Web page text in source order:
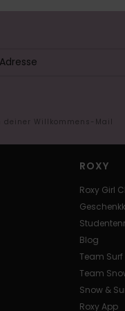
Willkommens-Mail
ROXY
Roxy Girl
Blog
Team Surf
Team
Snow &
Roxy App